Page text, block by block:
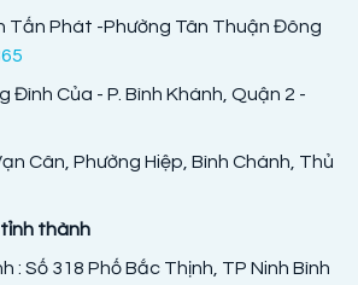
Tấn Phát -Phường Tân Thuận Đông
Đình Của - P. Bình Khánh, Quận 2 -
Cân, Phường Hiệp, Bình Chánh, Thủ
thành
: Số 318 Phố Bắc Thịnh, TP Ninh Bình